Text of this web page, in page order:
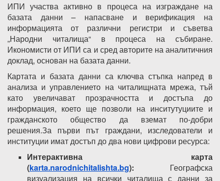
ИПИ участва активно в процеса на изграждане на
базата данни – напасване и верификация на
информацията от различни регистри и съветва
„Народни читалища“ в процеса на събиране.
Икономисти от ИПИ са и сред авторите на аналитичния
доклад, основан на базата данни.
Картата и базата данни са ключва стъпка напред в
анализа и управлението на читалищната мрежа, тъй
като увеличават прозрачността и достъпа до
информация, което ще позволи на инситутуциите и
гражданското общество да вземат по-добри
решения.За първи път граждани, изследователи и
институции имат достъп до два нови цифрови ресурса:
Интерактивна карта
(karta.narodnichitalishta.bg): Географска
визуализация на всички читалища с данни за